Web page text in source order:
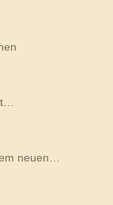
neuen…